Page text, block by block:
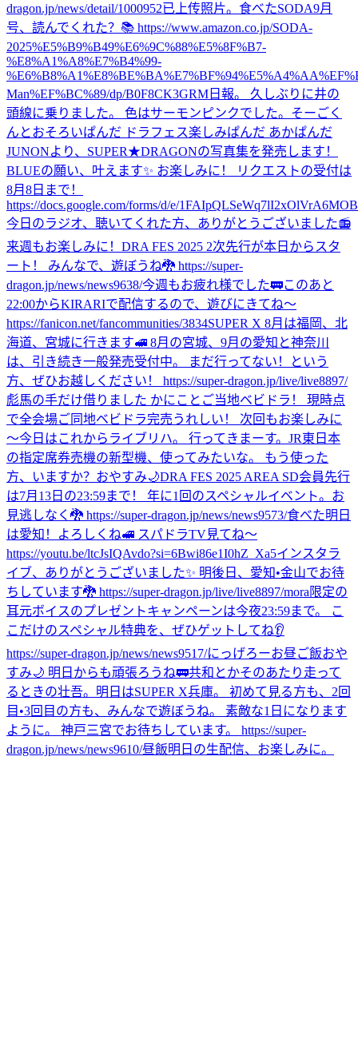
dragon.jp/news/detail/1000952已上传照片。 食べたSODA9月
号、読んでくれた？📚 https://www.amazon.co.jp/SODA-
2025%E5%B9%B49%E6%9C%88%E5%8F%B7-
%E8%A1%A8%E7%B4%99-
Man%EF%BC%89/dp/B0F8CK3GRM 日報。 久しぶりに井の
頭線に乗りました。 色はサーモンピンクでした。 そーごく
んとおそろいぱんだ ドラフェス楽しみぱんだ あかぱんだ
JUNONより、SUPER★DRAGONの写真集を発売します！
BLUEの願い、叶えます✨ お楽しみに！ リクエストの受付は
8月8日まで！
https://docs.google.com/forms/d/e/
今日のラジオ、聴いてくれた方、ありがとうございました📻
来週もお楽しみに！ DRA FES 2025 2次先行が本日からスタ
ート！ みんなで、遊ぼうね🐉 https://super-
dragon.jp/news/news9638/今週もお疲れ様でした🚃このあと
22:00からKIRARIで配信するので、遊びにきてね〜
https://fanicon.net/fancommunities/3834SUPER X 8月は福岡、北
海道、宮城に行きます🚅 8月の宮城、9月の愛知と神奈川
は、引き続き一般発売受付中。 まだ行ってない！という
方、ぜひお越しください！ https://super-dragon.jp/live/live8897/
彪馬の手だけ借りました かにことご当地ベビドラ！ 現時点
で全会場ご同地ベビドラ完売うれしい！ 次回もお楽しみに
〜今日はこれからライブリハ。 行ってきまーす。 JR東日本
の指定席券売機の新型機、使ってみたいな。 もう使った
方、いますか？ おやすみ🌙DRA FES 2025 AREA SD会員先行
は7月13日の23:59まで！ 年に1回のスペシャルイベント。お
見逃しなく🐉 https://super-dragon.jp/news/news9573/食べた明日
は愛知！よろしくね🚅 スパドラTV見てね〜
https://youtu.be/ltcJsIQAvdo?si=6Bwi86e1I0hZ_Xa5インスタラ
イブ、ありがとうございました✨ 明後日、愛知•金山でお待
ちしています🐉 https://super-dragon.jp/live/live8897/mora限定の
耳元ボイスのプレゼントキャンペーンは今夜23:59まで。 こ
こだけのスペシャル特典を、ぜひゲットしてね👂
https://super-dragon.jp/news/news9517/にっげろーお昼ご飯おや
すみ🌙 明日からも頑張ろうね🚃共和とかそのあたり走って
るときの壮吾。 明日はSUPER X兵庫。 初めて見る方も、2回
目•3回目の方も、みんなで遊ぼうね。 素敵な1日になります
ように。 神戸三宮でお待ちしています。 https://super-
dragon.jp/news/news9610/昼飯明日の生配信、お楽しみに。